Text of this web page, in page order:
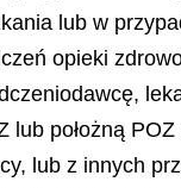
lub w
opieki
lub położną
lub z innych